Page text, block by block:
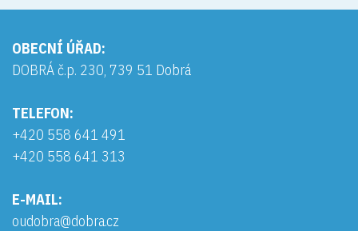
OBECNÍ ÚŘAD:
DOBRÁ č.p. 230, 739 51 Dobrá
TELEFON:
+420 558 641 491
+420 558 641 313
E-MAIL:
oudobra@dobra.cz